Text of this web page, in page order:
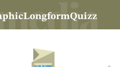
LongformQuizz